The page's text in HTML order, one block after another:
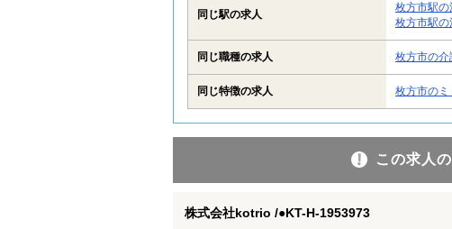
同じ駅の求人
枚方市駅の
枚方市駅の
同じ職種の求人 枚方市の介
同じ特徴の求人 枚方市の
この求人
株式会社kotrio /●KT-H-1953973